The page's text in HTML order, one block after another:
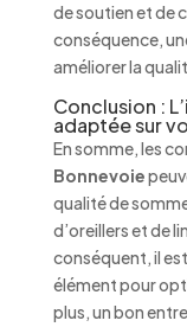
de soutien et de
conséquence,
améliorer la
Conclusion :
adaptée sur
En somme, les
Bonnevoie
qualité de
d’oreillers et de
conséquent, il
élément pour
plus, un bon